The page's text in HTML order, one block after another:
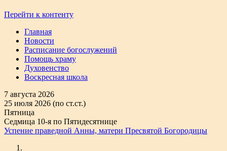
Перейти к контенту
Главная
Новости
Расписание богослужений
Помощь храму
Духовенство
Воскресная школа
7 августа 2026
25 июля 2026 (по ст.ст.)
Пятница
Седмица 10-я по Пятидесятнице
Успение праведной Анны, матери Пресвятой Богородицы